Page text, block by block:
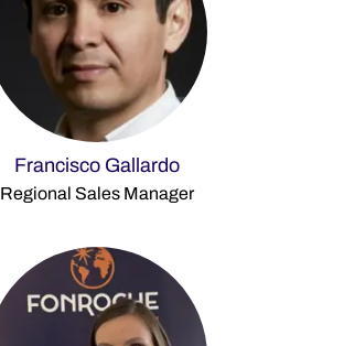
Francisco Gallardo
Regional Sales Manager